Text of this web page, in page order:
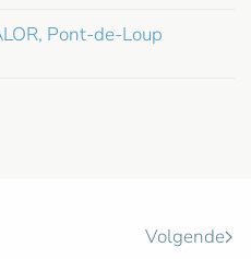
Pont-de-Loup
Volgende